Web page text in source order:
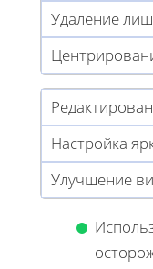
Удаление
Настройка
Улучшение